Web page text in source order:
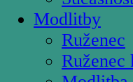
Modlitby
Ruženec
Ruženec